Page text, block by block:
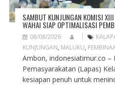
SAMBUT KUNJUNGAN KOMISI
WAHAI SIAP OPTIMALISASI
08/08/2026
KUNJUNGAN, MALUKU,
Ambon, indonesiatimur.co –
Pemasyarakatan (Lapas)
kesiapan penuh untuk